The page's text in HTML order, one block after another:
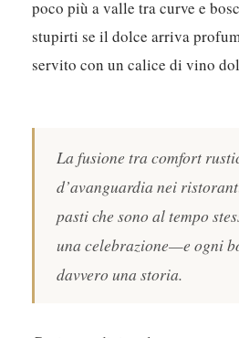
poco più a valle tra curve e
stupirti se il dolce arriva
servito con un calice di vino
La fusione tra comfort
d’avanguardia nei
pasti che sono al tempo
una celebrazione—e ogni
davvero una storia.